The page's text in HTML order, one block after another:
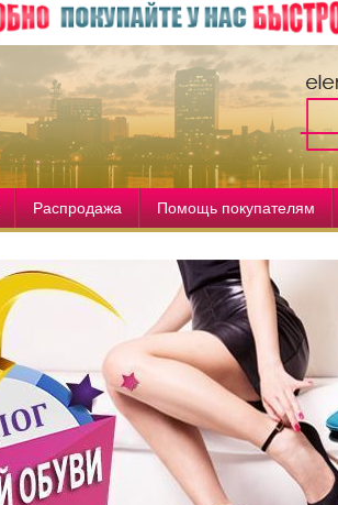
Распродажа Помощь покупателям